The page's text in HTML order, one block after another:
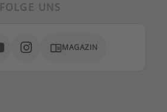
FOLGE UNS
chrome_reader_modeMAGAZIN